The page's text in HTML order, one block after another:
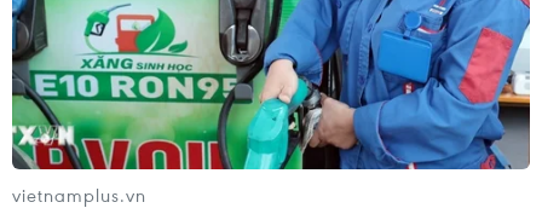
vietnamplus.vn